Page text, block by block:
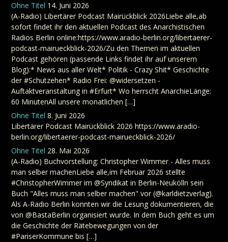
Ohne Titel 14. Juni 2026
(A-Radio) Libertärer Podcast Mairückblick 2026Liebe alle,ab
sofort findet ihr den aktuellen Podcast des Anarchistischen
Radios Berlin online:https://www.aradio-berlin.org/libertaerer-
podcast-mairueckblick-2026/Zu den Themen im aktuellen
Podcast gehören (passende Links findet ihr auf unserem
Blog):* News aus aller Welt* Politik - Crazy Shit* Geschichte
der #Schutzehen* Radio Frei: @widersetzen -
Auftaktveranstaltung in #Erfurt* Wo herrscht AnarchieLänge:
60 MinutenAll unsere monatlichen […]
Ohne Titel 8. Juni 2026
Libertärer Podcast Mairückblick 2026 https://www.aradio-
berlin.org/libertaerer-podcast-mairueckblick-2026/
Ohne Titel 28. Mai 2026
(A-Radio) Buchvorstellung: Christopher Wimmer - Alles muss
man selber machenLiebe alle,im Februar 2026 stellte
#ChristopherWimmer im @Syndikat in Berlin-Neukölln sein
Buch "Alles muss man selber machen" vor (@karldietzverlag).
Als A-Radio Berlin konnten wir die Lesung dokumentieren, die
von @BastaBerlin organisiert wurde. In dem Buch geht es um
die Geschichte der Rätebewegungen von der
#PariserKommune bis […]